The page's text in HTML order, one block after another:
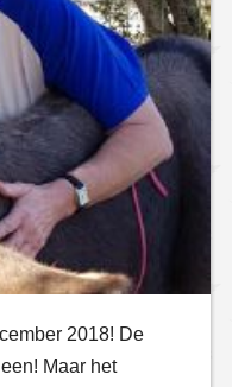
2018! De
Maar het